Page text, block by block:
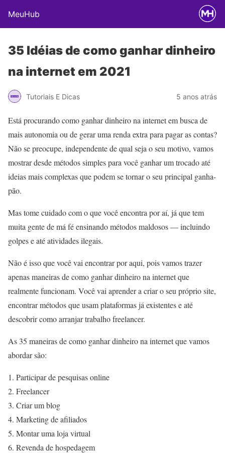
MeuHub
35 Idéias de como ganhar dinheiro
na internet em 2021
Tutoriais E Dicas 5 anos atrás
Está procurando como ganhar dinheiro na internet em busca de
mais autonomia ou de gerar uma renda extra para pagar as contas?
Não se preocupe, independente de qual seja o seu motivo, vamos
mostrar desde métodos simples para você ganhar um trocado até
ideias mais complexas que podem se tornar o seu principal ganha-
pão.
Mas tome cuidado com o que você encontra por aí, já que tem
muita gente de má fé ensinando métodos maldosos — incluindo
golpes e até atividades ilegais.
Não é isso que você vai encontrar por aqui, pois vamos trazer
apenas maneiras de como ganhar dinheiro na internet que
realmente funcionam. Você vai aprender a criar o seu próprio site,
encontrar métodos que usam plataformas já existentes e até
descobrir como arranjar trabalho freelancer.
As 35 maneiras de como ganhar dinheiro na internet que vamos
abordar são:
Participar de pesquisas online
Freelancer
Criar um blog
Marketing de afiliados
Montar uma loja virtual
Revenda de hospedagem